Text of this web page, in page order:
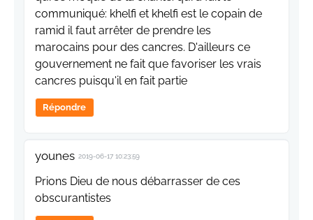
communiqué: khelfi et khelfi est le copain de
ramid il faut arrêter de prendre les
marocains pour des cancres. D'ailleurs ce
gouvernement ne fait que favoriser les vrais
cancres puisqu'il en fait partie
Répondre
younes 2019-06-17 10:23:59
Prions Dieu de nous débarrasser de ces
obscurantistes